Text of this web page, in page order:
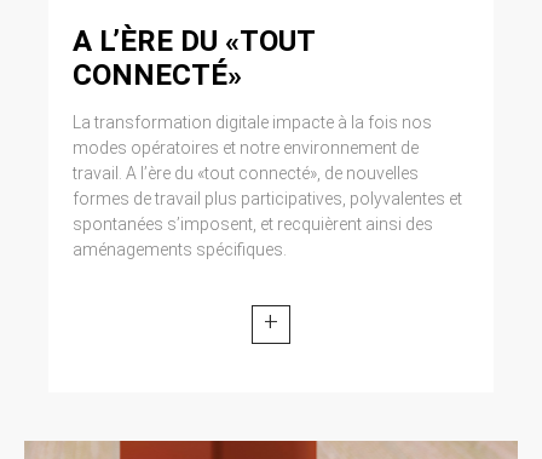
A L’ÈRE DU «TOUT
CONNECTÉ»
La transformation digitale impacte à la fois nos
modes opératoires et notre environnement de
travail. A l’ère du «tout connecté», de nouvelles
formes de travail plus participatives, polyvalentes et
spontanées s’imposent, et recquièrent ainsi des
aménagements spécifiques.
+